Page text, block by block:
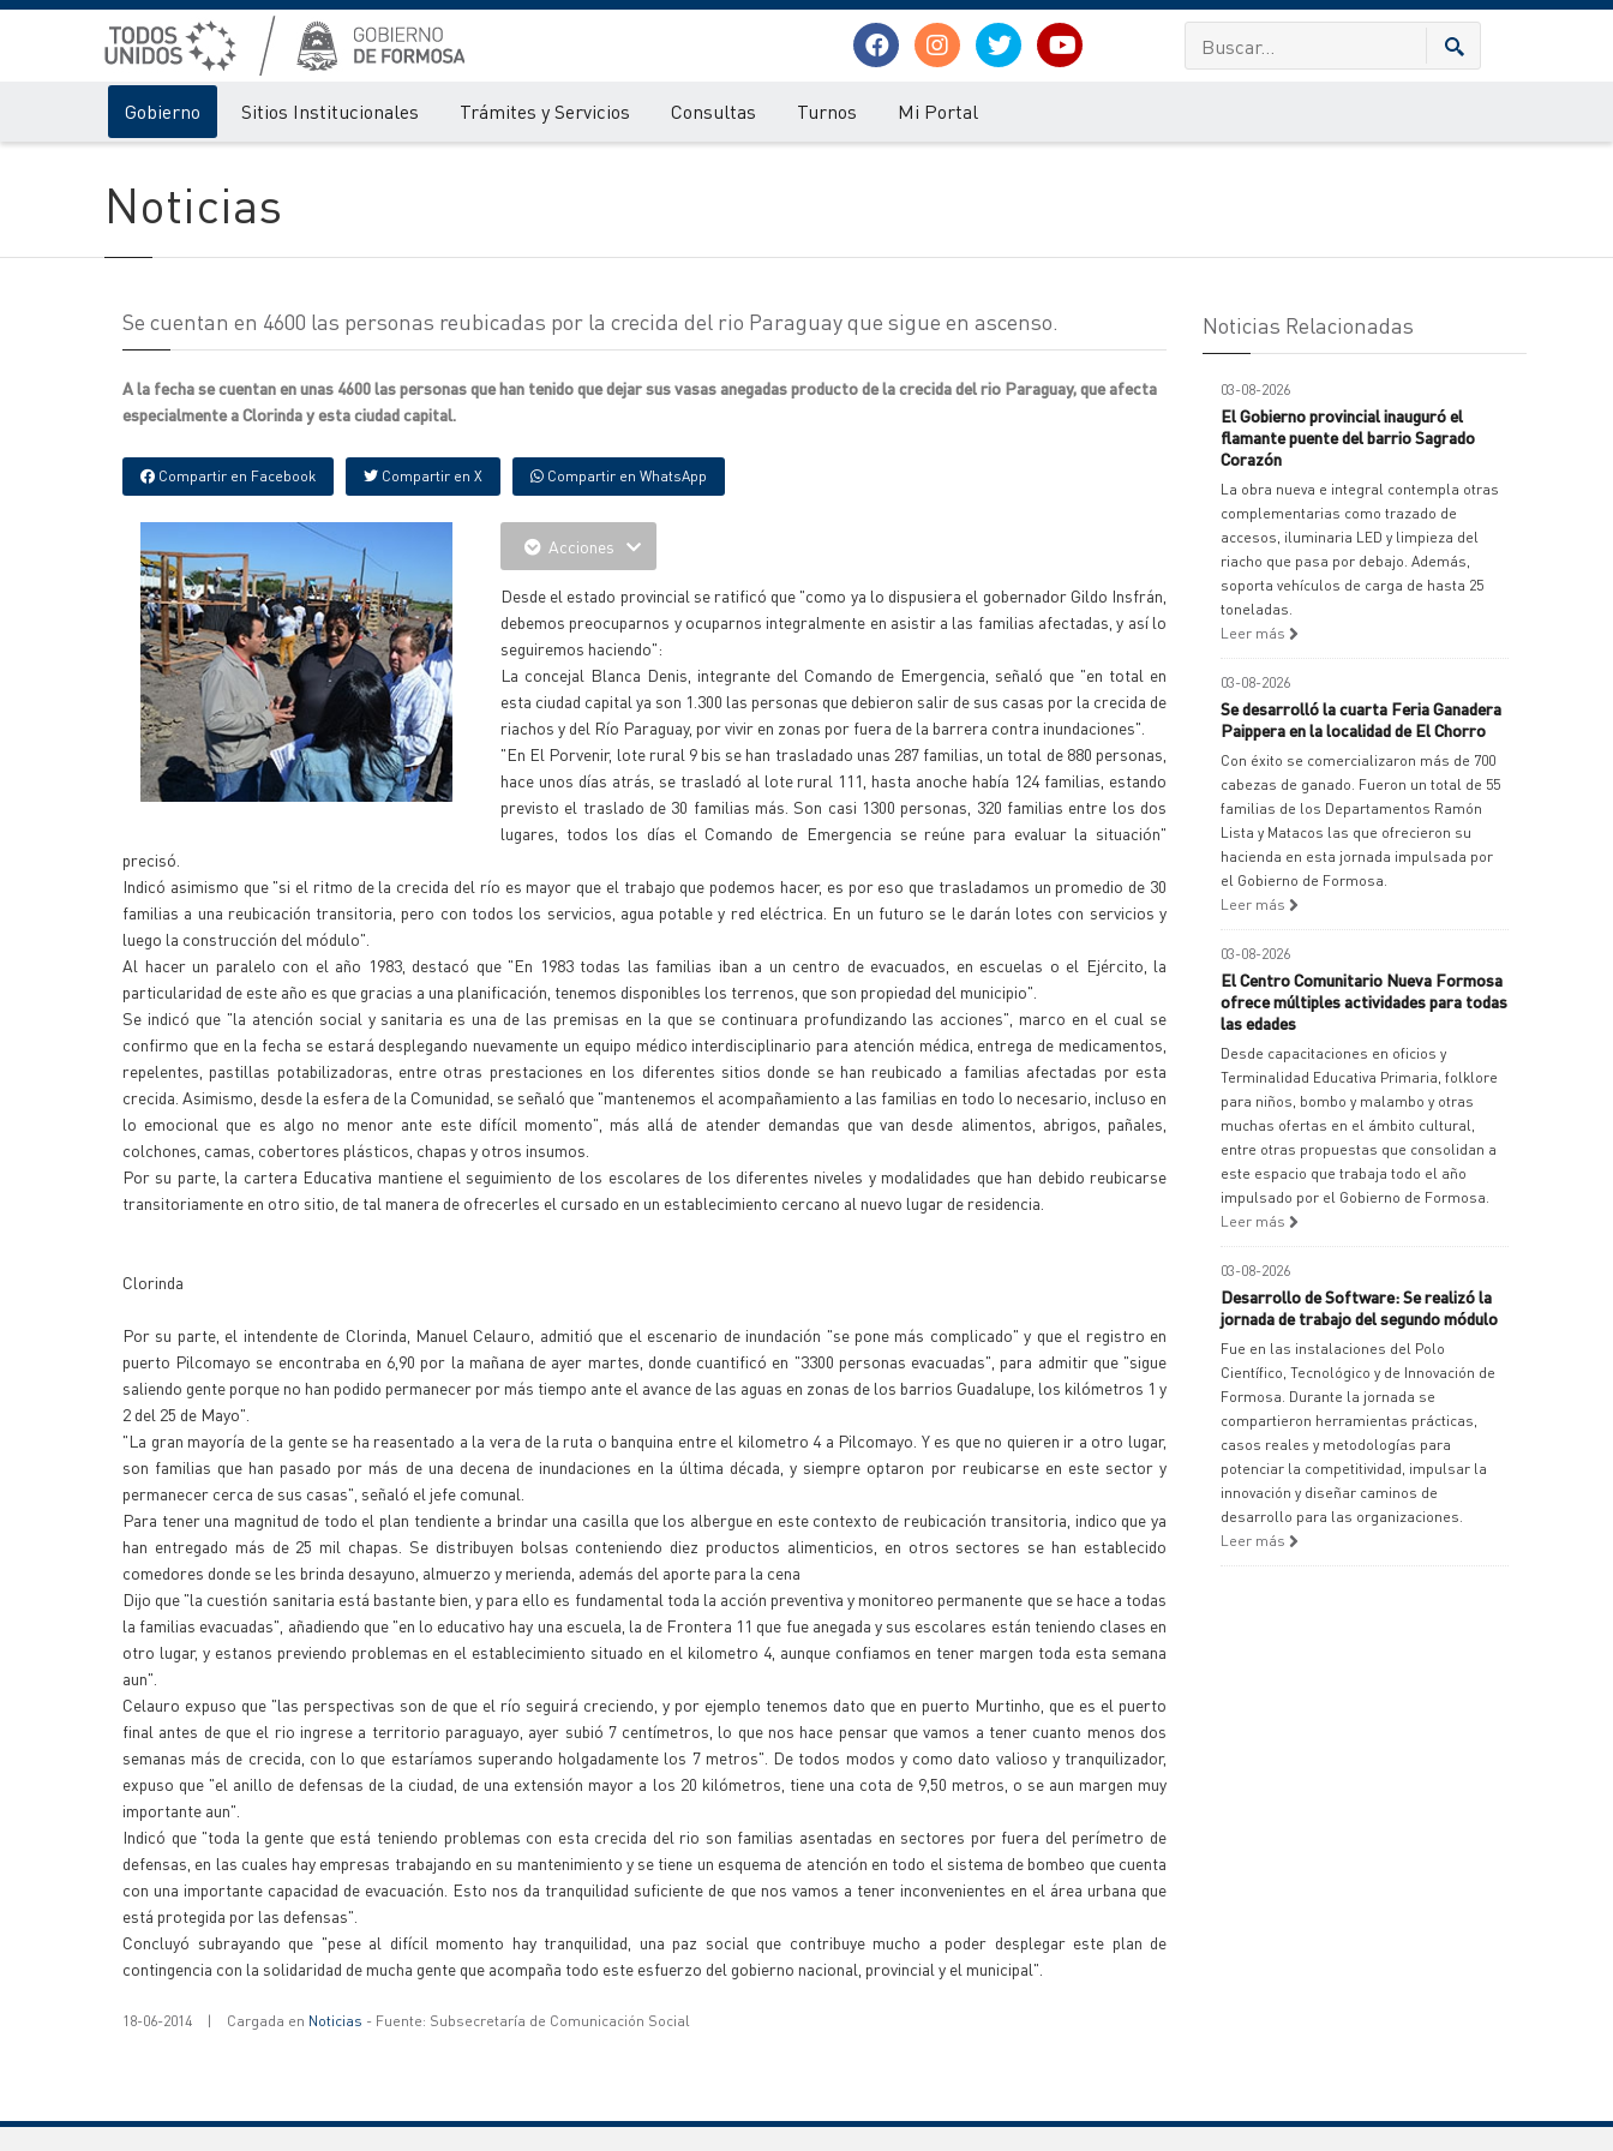
Gobierno Sitios Institucionales Trámites y Servicios Consultas Turnos Mi Portal
Noticias
Se cuentan en 4600 las personas reubicadas por la crecida del rio Paraguay que sigue en ascenso.
A la fecha se cuentan en unas 4600 las personas que han tenido que dejar sus vasas anegadas producto de la crecida del rio Paraguay, que afecta
especialmente a Clorinda y esta ciudad capital.
Compartir en Facebook Compartir en X Compartir en WhatsApp
Acciones
Desde el estado provincial se ratificó que "como ya lo dispusiera el gobernador Gildo Insfrán,
debemos preocuparnos y ocuparnos integralmente en asistir a las familias afectadas, y así lo
seguiremos haciendo":
La concejal Blanca Denis, integrante del Comando de Emergencia, señaló que "en total en
esta ciudad capital ya son 1.300 las personas que debieron salir de sus casas por la crecida de
riachos y del Río Paraguay, por vivir en zonas por fuera de la barrera contra inundaciones".
"En El Porvenir, lote rural 9 bis se han trasladado unas 287 familias, un total de 880 personas,
hace unos días atrás, se trasladó al lote rural 111, hasta anoche había 124 familias, estando
previsto el traslado de 30 familias más. Son casi 1300 personas, 320 familias entre los dos
lugares, todos los días el Comando de Emergencia se reúne para evaluar la situación"
precisó.
Indicó asimismo que "si el ritmo de la crecida del río es mayor que el trabajo que podemos hacer, es por eso que trasladamos un promedio de 30
familias a una reubicación transitoria, pero con todos los servicios, agua potable y red eléctrica. En un futuro se le darán lotes con servicios y
luego la construcción del módulo".
Al hacer un paralelo con el año 1983, destacó que "En 1983 todas las familias iban a un centro de evacuados, en escuelas o el Ejército, la
particularidad de este año es que gracias a una planificación, tenemos disponibles los terrenos, que son propiedad del municipio".
Se indicó que "la atención social y sanitaria es una de las premisas en la que se continuara profundizando las acciones", marco en el cual se
confirmo que en la fecha se estará desplegando nuevamente un equipo médico interdisciplinario para atención médica, entrega de medicamentos,
repelentes, pastillas potabilizadoras, entre otras prestaciones en los diferentes sitios donde se han reubicado a familias afectadas por esta
crecida. Asimismo, desde la esfera de la Comunidad, se señaló que "mantenemos el acompañamiento a las familias en todo lo necesario, incluso en
lo emocional que es algo no menor ante este difícil momento", más allá de atender demandas que van desde alimentos, abrigos, pañales,
colchones, camas, cobertores plásticos, chapas y otros insumos.
Por su parte, la cartera Educativa mantiene el seguimiento de los escolares de los diferentes niveles y modalidades que han debido reubicarse
transitoriamente en otro sitio, de tal manera de ofrecerles el cursado en un establecimiento cercano al nuevo lugar de residencia.
Clorinda
Por su parte, el intendente de Clorinda, Manuel Celauro, admitió que el escenario de inundación "se pone más complicado" y que el registro en
puerto Pilcomayo se encontraba en 6,90 por la mañana de ayer martes, donde cuantificó en "3300 personas evacuadas", para admitir que "sigue
saliendo gente porque no han podido permanecer por más tiempo ante el avance de las aguas en zonas de los barrios Guadalupe, los kilómetros 1 y
2 del 25 de Mayo".
"La gran mayoría de la gente se ha reasentado a la vera de la ruta o banquina entre el kilometro 4 a Pilcomayo. Y es que no quieren ir a otro lugar,
son familias que han pasado por más de una decena de inundaciones en la última década, y siempre optaron por reubicarse en este sector y
permanecer cerca de sus casas", señaló el jefe comunal.
Para tener una magnitud de todo el plan tendiente a brindar una casilla que los albergue en este contexto de reubicación transitoria, indico que ya
han entregado más de 25 mil chapas. Se distribuyen bolsas conteniendo diez productos alimenticios, en otros sectores se han establecido
comedores donde se les brinda desayuno, almuerzo y merienda, además del aporte para la cena
Dijo que "la cuestión sanitaria está bastante bien, y para ello es fundamental toda la acción preventiva y monitoreo permanente que se hace a todas
la familias evacuadas", añadiendo que "en lo educativo hay una escuela, la de Frontera 11 que fue anegada y sus escolares están teniendo clases en
otro lugar, y estanos previendo problemas en el establecimiento situado en el kilometro 4, aunque confiamos en tener margen toda esta semana
aun".
Celauro expuso que "las perspectivas son de que el río seguirá creciendo, y por ejemplo tenemos dato que en puerto Murtinho, que es el puerto
final antes de que el rio ingrese a territorio paraguayo, ayer subió 7 centímetros, lo que nos hace pensar que vamos a tener cuanto menos dos
semanas más de crecida, con lo que estaríamos superando holgadamente los 7 metros". De todos modos y como dato valioso y tranquilizador,
expuso que "el anillo de defensas de la ciudad, de una extensión mayor a los 20 kilómetros, tiene una cota de 9,50 metros, o se aun margen muy
importante aun".
Indicó que "toda la gente que está teniendo problemas con esta crecida del rio son familias asentadas en sectores por fuera del perímetro de
defensas, en las cuales hay empresas trabajando en su mantenimiento y se tiene un esquema de atención en todo el sistema de bombeo que cuenta
con una importante capacidad de evacuación. Esto nos da tranquilidad suficiente de que nos vamos a tener inconvenientes en el área urbana que
está protegida por las defensas".
Concluyó subrayando que "pese al difícil momento hay tranquilidad, una paz social que contribuye mucho a poder desplegar este plan de
contingencia con la solidaridad de mucha gente que acompaña todo este esfuerzo del gobierno nacional, provincial y el municipal".
18-06-2014 | Cargada en Noticias - Fuente: Subsecretaría de Comunicación Social
Noticias Relacionadas
03-08-2026
El Gobierno provincial inauguró el
flamante puente del barrio Sagrado
Corazón
La obra nueva e integral contempla otras
complementarias como trazado de
accesos, iluminaria LED y limpieza del
riacho que pasa por debajo. Además,
soporta vehículos de carga de hasta 25
toneladas.
Leer más
03-08-2026
Se desarrolló la cuarta Feria Ganadera
Paippera en la localidad de El Chorro
Con éxito se comercializaron más de 700
cabezas de ganado. Fueron un total de 55
familias de los Departamentos Ramón
Lista y Matacos las que ofrecieron su
hacienda en esta jornada impulsada por
el Gobierno de Formosa.
Leer más
03-08-2026
El Centro Comunitario Nueva Formosa
ofrece múltiples actividades para todas
las edades
Desde capacitaciones en oficios y
Terminalidad Educativa Primaria, folklore
para niños, bombo y malambo y otras
muchas ofertas en el ámbito cultural,
entre otras propuestas que consolidan a
este espacio que trabaja todo el año
impulsado por el Gobierno de Formosa.
Leer más
03-08-2026
Desarrollo de Software: Se realizó la
jornada de trabajo del segundo módulo
Fue en las instalaciones del Polo
Científico, Tecnológico y de Innovación de
Formosa. Durante la jornada se
compartieron herramientas prácticas,
casos reales y metodologías para
potenciar la competitividad, impulsar la
innovación y diseñar caminos de
desarrollo para las organizaciones.
Leer más